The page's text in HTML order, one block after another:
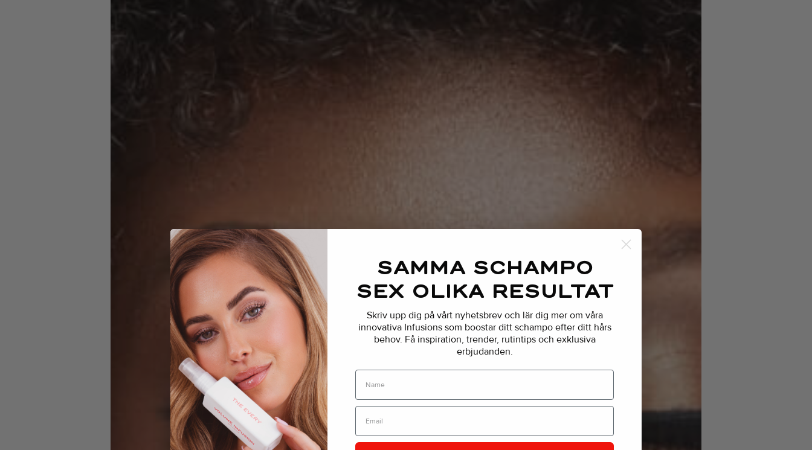
SAMMA SCHAMPO
SEX OLIKA RESULTAT
Skriv upp dig på vårt nyhetsbrev och lär dig mer om våra
innovativa Infusions som boostar ditt schampo efter ditt hårs
behov. Få inspiration, trender, rutintips och exklusiva
erbjudanden.
Name